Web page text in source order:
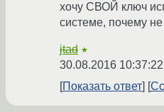
хочу СВОЙ ключ
системе, почему
jtad ★
30.08.2016
Показать ответ